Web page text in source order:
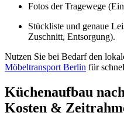
Fotos der Tragewege
Stückliste und genaue
Zuschnitt, Entsorgung).
Nutzen Sie bei Bedarf den
Möbeltransport Berlin für
Küchenaufbau
Kosten &